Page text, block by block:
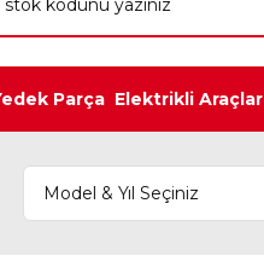
Parça Elektrikli Araçlar